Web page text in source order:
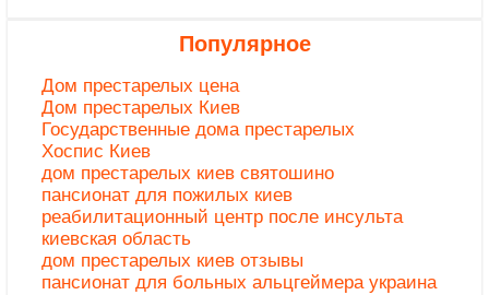
Популярное
Дом престарелых цена
Дом престарелых Киев
Государственные дома престарелых
Хоспис Киев
дом престарелых киев святошино
пансионат для пожилых киев
реабилитационный центр после инсульта
киевская область
дом престарелых киев отзывы
пансионат для больных альцгеймера украина